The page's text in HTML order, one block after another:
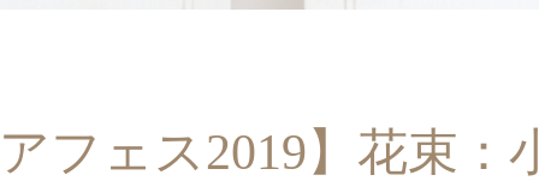
フェス2019】花束：